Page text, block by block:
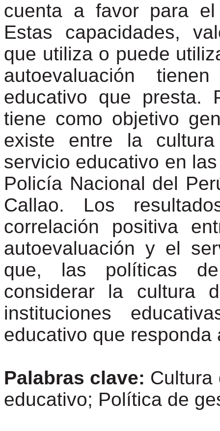
cuenta a favor para
Estas capacidades,
que utiliza o puede
autoevaluación
educativo que presta.
tiene como objetivo
existe entre la
servicio educativo en
Policía Nacional del
Callao. Los
correlación positiva
autoevaluación y el
que, las políticas
considerar la cultura
instituciones
educativo que
Palabras clave: Cultura
educativo; Política de